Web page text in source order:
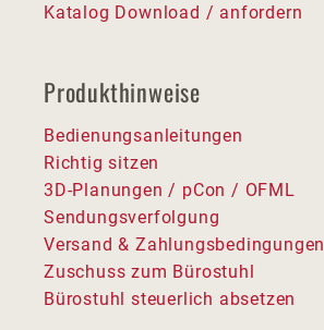
Katalog Download / anfordern
Produkthinweise
Bedienungsanleitungen
Richtig sitzen
3D-Planungen / pCon / OFML
Sendungsverfolgung
Versand & Zahlungsbedingungen
Zuschuss zum Bürostuhl
Bürostuhl steuerlich absetzen